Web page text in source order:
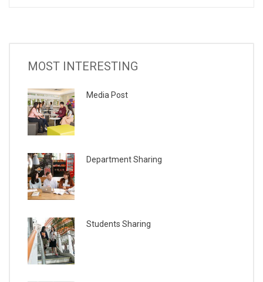
MOST INTERESTING
Media Post
Department Sharing
Students Sharing